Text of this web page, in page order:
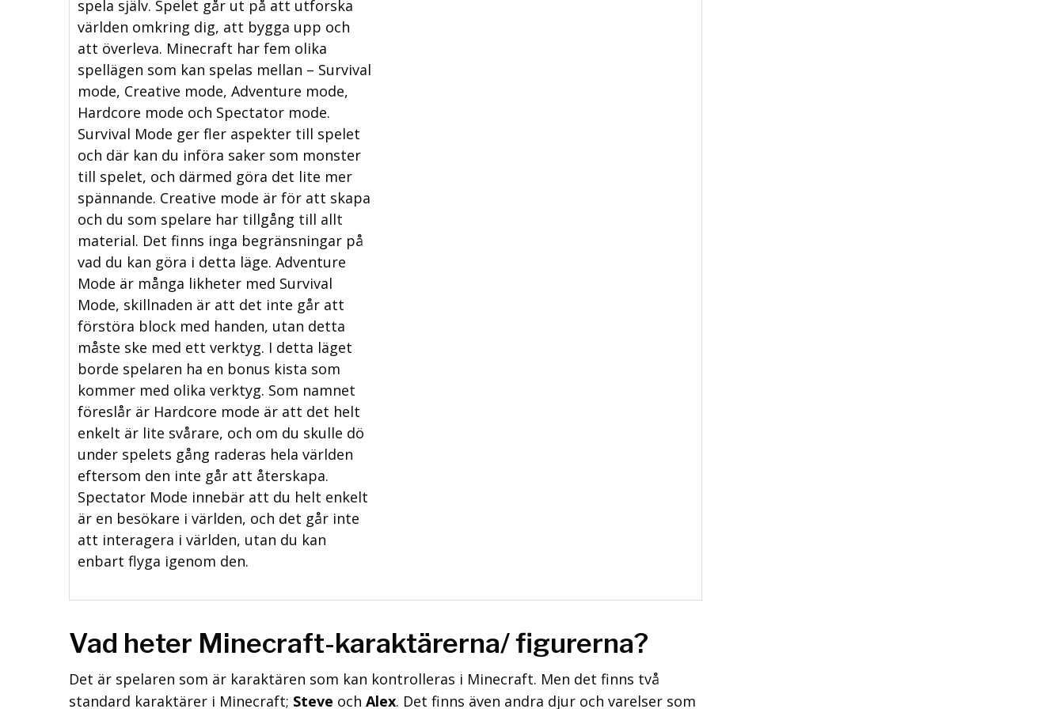
spela själv. Spelet går ut på att utforska
världen omkring dig, att bygga upp och
att överleva. Minecraft har fem olika
spellägen som kan spelas mellan – Survival
mode, Creative mode, Adventure mode,
Hardcore mode och Spectator mode.
Survival Mode ger fler aspekter till spelet
och där kan du införa saker som monster
till spelet, och därmed göra det lite mer
spännande. Creative mode är för att skapa
och du som spelare har tillgång till allt
material. Det finns inga begränsningar på
vad du kan göra i detta läge. Adventure
Mode är många likheter med Survival
Mode, skillnaden är att det inte går att
förstöra block med handen, utan detta
måste ske med ett verktyg. I detta läget
borde spelaren ha en bonus kista som
kommer med olika verktyg. Som namnet
föreslår är Hardcore mode är att det helt
enkelt är lite svårare, och om du skulle dö
under spelets gång raderas hela världen
eftersom den inte går att återskapa.
Spectator Mode innebär att du helt enkelt
är en besökare i världen, och det går inte
att interagera i världen, utan du kan
enbart flyga igenom den.
Vad heter Minecraft-karaktärerna/ figurerna?
Det är spelaren som är karaktären som kan kontrolleras i Minecraft. Men det finns två
standard karaktärer i Minecraft; Steve ochAlex. Det finns även andra djur och varelser som